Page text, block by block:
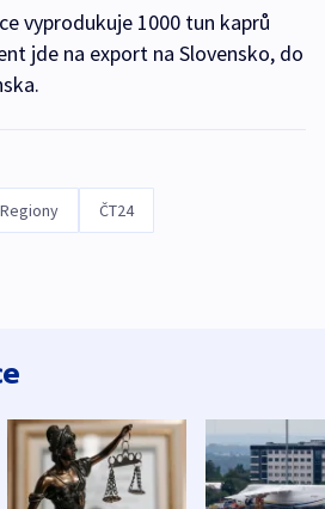
vyprodukuje 1000 tun kaprů
jde na export na Slovensko, do
Regiony ČT24